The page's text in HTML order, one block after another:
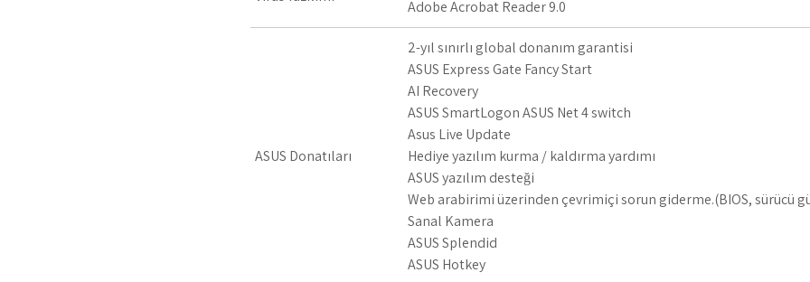
Adobe Acrobat Reader 9.0
ASUS Donatıları
2-yıl sınırlı global donanım garantisi
ASUS Express Gate Fancy Start
AI Recovery
ASUS SmartLogon ASUS Net 4 switch
Asus Live Update
Hediye yazılım kurma / kaldırma yardımı
ASUS yazılım desteği
Web arabirimi üzerinden çevrimiçi sorun giderme.(BIOS, sürücü
Sanal Kamera
ASUS Splendid
ASUS Hotkey